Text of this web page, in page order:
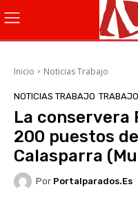
Inicio Noticias Trabajo
NOTICIAS TRABAJO
La conservera
200 puestos
Calasparra
Por Portalparados.es